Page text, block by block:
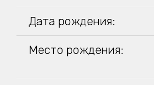
Дата рождения:
Место рождения: